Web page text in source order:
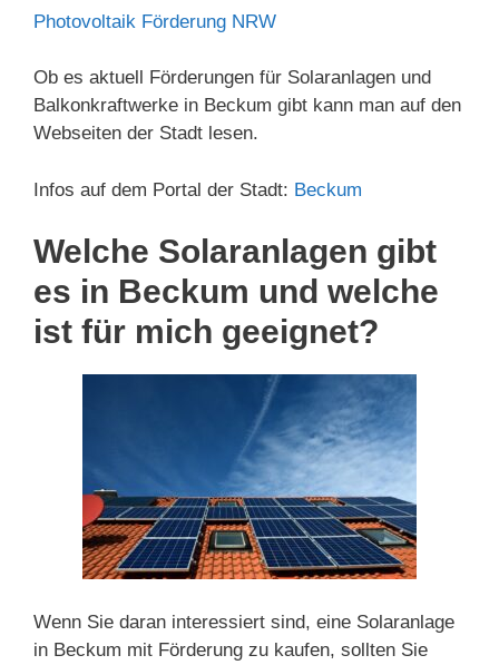
Photovoltaik Förderung NRW
Ob es aktuell Förderungen für Solaranlagen und
Balkonkraftwerke in Beckum gibt kann man auf den
Webseiten der Stadt lesen.
Infos auf dem Portal der Stadt: Beckum
Welche Solaranlagen gibt
es in Beckum und welche
ist für mich geeignet?
Wenn Sie daran interessiert sind, eine Solaranlage
in Beckum mit Förderung zu kaufen, sollten Sie